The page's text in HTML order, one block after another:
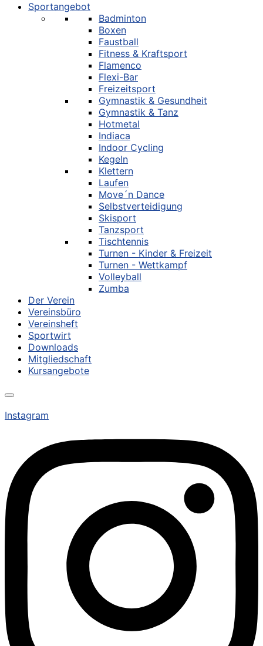
Sportangebot
Badminton
Boxen
Faustball
Fitness & Kraftsport
Flamenco
Flexi-Bar
Freizeitsport
Gymnastik & Gesundheit
Gymnastik & Tanz
Hotmetal
Indiaca
Indoor Cycling
Kegeln
Klettern
Laufen
Move´n Dance
Selbstverteidigung
Skisport
Tanzsport
Tischtennis
Turnen - Kinder & Freizeit
Turnen - Wettkampf
Volleyball
Zumba
Der Verein
Vereinsbüro
Vereinsheft
Sportwirt
Downloads
Mitgliedschaft
Kursangebote
Instagram